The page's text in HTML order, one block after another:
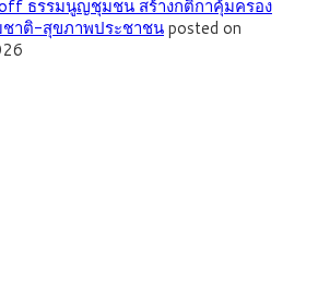
ธรรมนูญชุมชน สร้างกติกาคุ้มครอง
ชาติ-สุขภาพประชาชนposted on